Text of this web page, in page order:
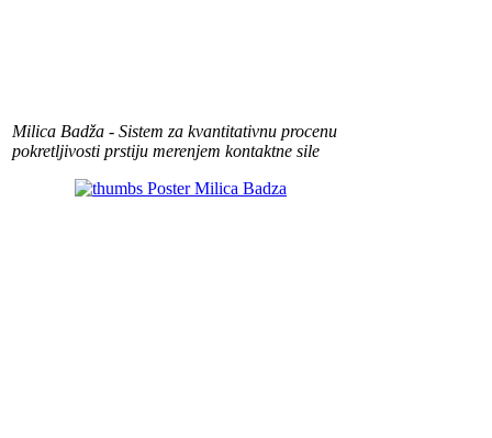
Milica Badža - Sistem za kvantitativnu procenu
pokretljivosti prstiju merenjem kontaktne sile